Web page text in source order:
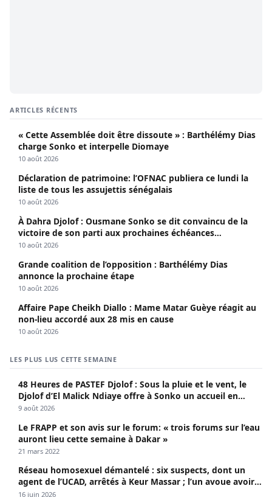
ARTICLES RÉCENTS
« Cette Assemblée doit être dissoute » : Barthélémy Dias
charge Sonko et interpelle Diomaye
10 août 2026
Déclaration de patrimoine: l’OFNAC publiera ce lundi la
liste de tous les assujettis sénégalais
10 août 2026
À Dahra Djolof : Ousmane Sonko se dit convaincu de la
victoire de son parti aux prochaines échéances
électorales.
10 août 2026
Grande coalition de l’opposition : Barthélémy Dias
annonce la prochaine étape
10 août 2026
Affaire Pape Cheikh Diallo : Mame Matar Guèye réagit au
non-lieu accordé aux 28 mis en cause
10 août 2026
LES PLUS LUS CETTE SEMAINE
48 Heures de PASTEF Djolof : Sous la pluie et le vent, le
Djolof d’El Malick Ndiaye offre à Sonko un accueil en
apothéose
9 août 2026
Le FRAPP et son avis sur le forum: « trois forums sur l’eau
auront lieu cette semaine à Dakar »
21 mars 2022
Réseau homosexuel démantelé : six suspects, dont un
agent de l’UCAD, arrêtés à Keur Massar ; l’un avoue avoir
propagé le VIH depuis 2018
16 juin 2026